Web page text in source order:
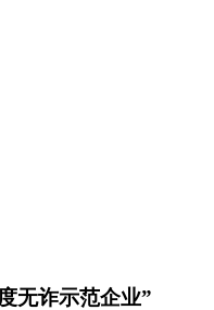
无诈示范企业”